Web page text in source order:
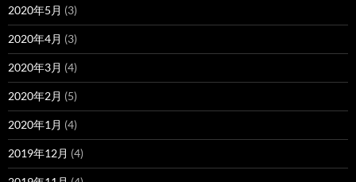
2020年5月 (3)
2020年4月 (3)
2020年3月 (4)
2020年2月 (5)
2020年1月 (4)
2019年12月 (4)